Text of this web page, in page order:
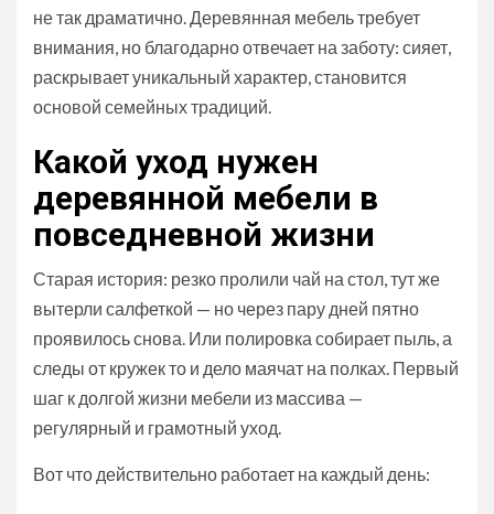
не так драматично. Деревянная мебель требует
внимания, но благодарно отвечает на заботу: сияет,
раскрывает уникальный характер, становится
основой семейных традиций.
Какой уход нужен
деревянной мебели в
повседневной жизни
Старая история: резко пролили чай на стол, тут же
вытерли салфеткой — но через пару дней пятно
проявилось снова. Или полировка собирает пыль, а
следы от кружек то и дело маячат на полках. Первый
шаг к долгой жизни мебели из массива —
регулярный и грамотный уход.
Вот что действительно работает на каждый день: